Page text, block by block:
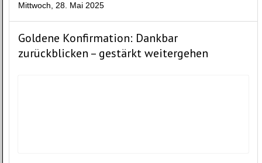
Mittwoch, 28. Mai 2025
Goldene Konfirmation: Dankbar
zurückblicken – gestärkt weitergehen